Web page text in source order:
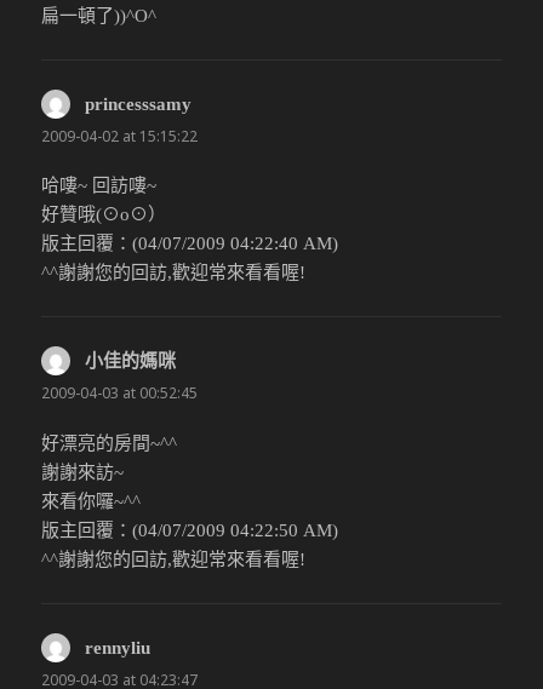
扁一頓了))^O^
princesssamy
2009-04-02 at 15:15:22
哈嘍~ 回訪嘍~
好贊哦(⊙o⊙）
版主回覆：(04/07/2009 04:22:40 AM)
^^謝謝您的回訪,歡迎常來看看喔!
小佳的媽咪
2009-04-03 at 00:52:45
好漂亮的房間~^^
謝謝來訪~
來看你囉~^^
版主回覆：(04/07/2009 04:22:50 AM)
^^謝謝您的回訪,歡迎常來看看喔!
rennyliu
2009-04-03 at 04:23:47